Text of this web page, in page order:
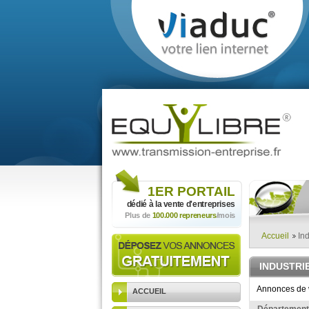
1ER PORTAIL
dédié à la vente d'entreprises
Plus de 100.000 repreneurs/mois
ACCUEIL
Accueil
Annonces de